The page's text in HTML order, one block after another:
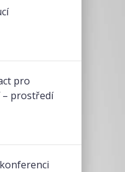
pro
prostředí